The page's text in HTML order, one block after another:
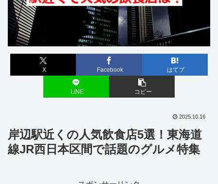
X Facebook はてブ
LINE コピー
2025.10.16
岸辺駅近くの人気飲食店5選！東海道
線JR西日本区間で話題のグルメ特集